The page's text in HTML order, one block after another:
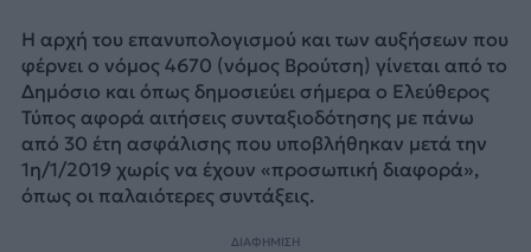
Η αρχή του επανυπολογισμού και των αυξήσεων που
φέρνει ο νόμος 4670 (νόμος Βρούτση) γίνεται από το
Δημόσιο και όπως δημοσιεύει σήμερα ο Ελεύθερος
Τύπος αφορά αιτήσεις συνταξιοδότησης με πάνω
από 30 έτη ασφάλισης που υποβλήθηκαν μετά την
1η/1/2019 χωρίς να έχουν «προσωπική διαφορά»,
όπως οι παλαιότερες συντάξεις.
ΔΙΑΦΗΜΙΣΗ